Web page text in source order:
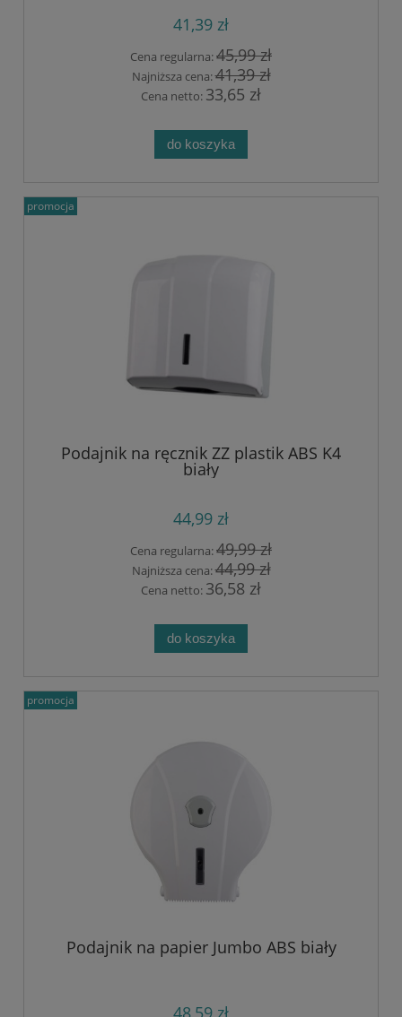
41,39 zł
Cena regularna:45,99 zł
Najniższa cena:41,39 zł
Cena netto: 33,65 zł
do koszyka
Podajnik na ręcznik ZZ plastik ABS K4
biały
44,99 zł
Cena regularna:49,99 zł
Najniższa cena:44,99 zł
Cena netto: 36,58 zł
do koszyka
promocja
Podajnik na papier Jumbo ABS biały
48,59 zł
promocja